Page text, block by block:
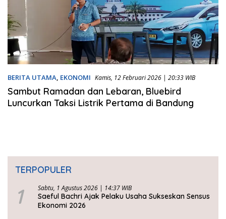
BERITA UTAMA, EKONOMI Kamis, 12 Februari 2026 | 20:33 WIB
Sambut Ramadan dan Lebaran, Bluebird
Luncurkan Taksi Listrik Pertama di Bandung
TERPOPULER
1 Sabtu, 1 Agustus 2026 | 14:37 WIB
Saeful Bachri Ajak Pelaku Usaha Sukseskan Sensus
Ekonomi 2026